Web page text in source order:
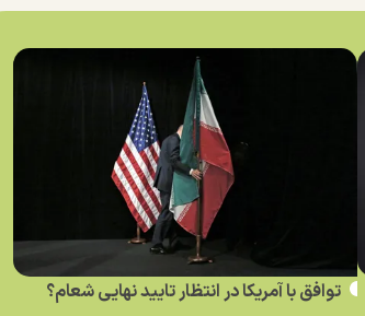
توافق با آمریکا در انتظار تایید نهایی شعام؟